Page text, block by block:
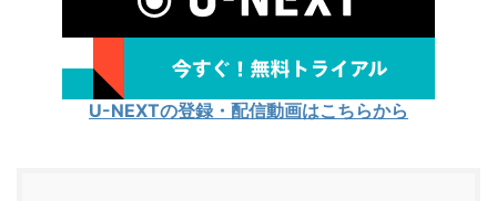
U-NEXTの登録・配信動画はこちらから